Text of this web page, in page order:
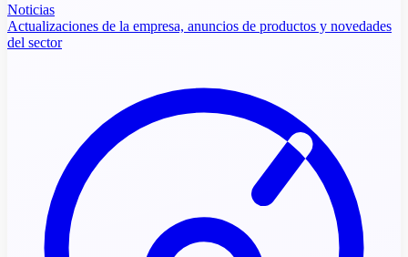
Noticias
Actualizaciones de la empresa, anuncios de productos y novedades
del sector